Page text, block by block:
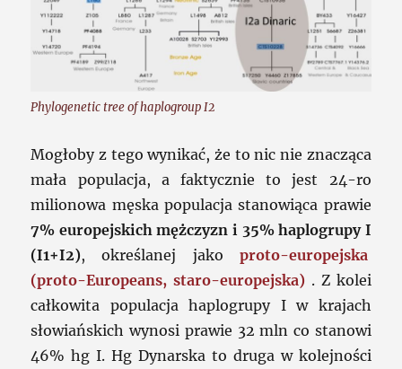
Phylogenetic tree of haplogroup I2
Mogłoby z tego wynikać, że to nic nie znacząca
mała populacja, a faktycznie to jest 24-ro
milionowa męska populacja stanowiąca prawie
7% europejskich mężczyzn i 35% haplogrupy I
(I1+I2), określanej jako proto-europejska
(proto-Europeans, staro-europejska) . Z kolei
całkowita populacja haplogrupy I w krajach
słowiańskich wynosi prawie 32 mln co stanowi
46% hg I. Hg Dynarska to druga w kolejności